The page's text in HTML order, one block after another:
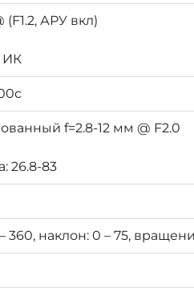
(F1.2, АРУ вкл)
ИК
f=2.8-12 мм @ F2.0
26.8-83
360, наклон: 0 – 75,